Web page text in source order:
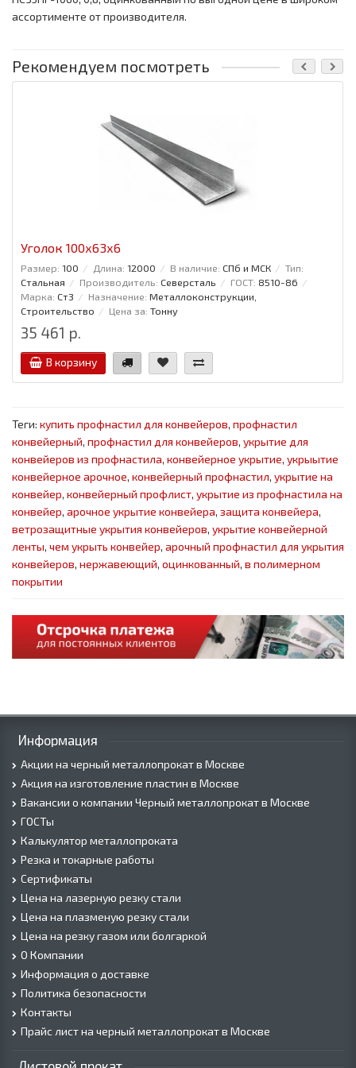
ассортименте от производителя.
Рекомендуем посмотреть
Уголок 100x63x6
Размер: 100 Длина: 12000 В наличие: СПб и МСК
Тип:
Стальная
Производитель: Северсталь ГОСТ: 8510-86
Марка: Ст3 Назначение: Металлоконструкции,
Строительство
Цена за: Тонну
35 461 р.
В корзину
Теги: купить профнастил для конвейеров, профнастил
конвейерный, профнастил для конвейеров, укрытие для
конвейеров из профнастила, конвейерное укрытие, укрыытие
конвейерное арочное, конвейерный профнастил, укрытие на
конвейер, конвейерный профлист, укрытие из профнастила на
конвейер, арочное укрытие конвейера, защита конвейера,
ветрозащитные укрытия конвейеров, укрытие конвейерной
ленты, чем укрыть конвейер, арочный профнастил для укрытия
конвейеров, нержавеющий, оцинкованный, в полимерном
покрытии
Информация
Акции на черный металлопрокат в Москве
Акция на изготовление пластин в Москве
Вакансии о компании Черный металлопрокат в Москве
ГОСТы
Калькулятор металлопроката
Резка и токарные работы
Сертификаты
Цена на лазерную резку стали
Цена на плазменую резку стали
Цена на резку газом или болгаркой
О Компании
Информация о доставке
Политика безопасности
Контакты
Прайс лист на черный металлопрокат в Москве